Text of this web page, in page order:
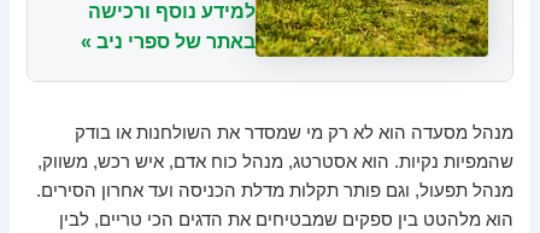
למידע נוסף ורכישה
באתר של ספרי ניב »
מנהל מסעדה הוא לא רק מי שמסדר את השולחנות או בודק
שהמפיות נקיות. הוא אסטרטג, מנהל כוח אדם, איש רכש, משווק,
מנהל תפעול, וגם פותר תקלות מדלת הכניסה ועד אחרון הסירים.
הוא מלהטט בין ספקים שמבטיחים את הדגים הכי טריים, לבין